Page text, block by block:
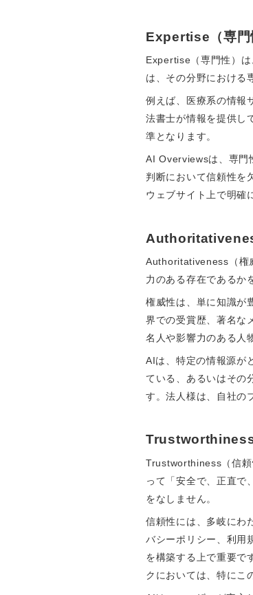
Expertise（専門
Expertise（専門性）
は、その分野における
例えば、医療系の情報
法書士が情報を提供し
準となります。
AI Overviewsは、専門
判断において信頼性を
ウェブサイト上で明確
Authoritativeness（権
力のある存在であるか
権威性は、単に知識が
界での受賞歴、著名な
名人や影響力のある人
AIは、特定の情報源が
ている、あるいはその
す。法人様は、自社の
Trustworthiness
Trustworthiness（信頼
って「安全で、正直で
をなしません。
信頼性には、多岐にわ
バシーポリシー、利用
を構築する上で重要で
クにおいては、特にこ